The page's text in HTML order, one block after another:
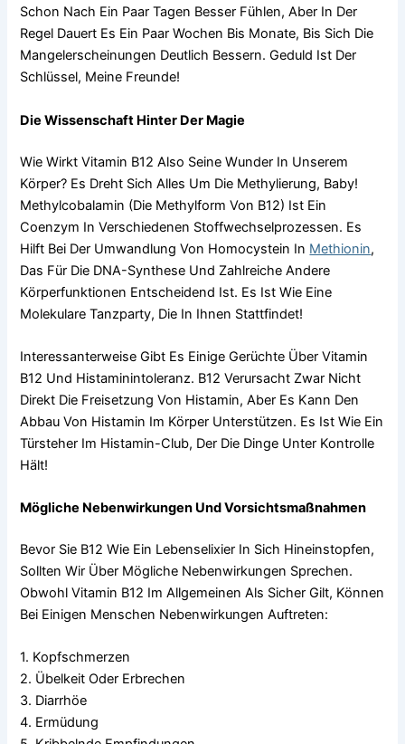
Schon Nach Ein Paar Tagen Besser Fühlen, Aber In Der
Regel Dauert Es Ein Paar Wochen Bis Monate, Bis Sich Die
Mangelerscheinungen Deutlich Bessern. Geduld Ist Der
Schlüssel, Meine Freunde!
Die Wissenschaft Hinter Der Magie
Wie Wirkt Vitamin B12 Also Seine Wunder In Unserem
Körper? Es Dreht Sich Alles Um Die Methylierung, Baby!
Methylcobalamin (die Methylform Von B12) Ist Ein
Coenzym In Verschiedenen Stoffwechselprozessen. Es
Hilft Bei Der Umwandlung Von Homocystein In Methionin,
Das Für Die DNA-Synthese Und Zahlreiche Andere
Körperfunktionen Entscheidend Ist. Es Ist Wie Eine
Molekulare Tanzparty, Die In Ihnen Stattfindet!
Interessanterweise Gibt Es Einige Gerüchte Über Vitamin
B12 Und Histaminintoleranz. B12 Verursacht Zwar Nicht
Direkt Die Freisetzung Von Histamin, Aber Es Kann Den
Abbau Von Histamin Im Körper Unterstützen. Es Ist Wie Ein
Türsteher Im Histamin-Club, Der Die Dinge Unter Kontrolle
Hält!
Mögliche Nebenwirkungen Und Vorsichtsmaßnahmen
Bevor Sie B12 Wie Ein Lebenselixier In Sich Hineinstopfen,
Sollten Wir Über Mögliche Nebenwirkungen Sprechen.
Obwohl Vitamin B12 Im Allgemeinen Als Sicher Gilt, Können
Bei Einigen Menschen Nebenwirkungen Auftreten:
1. Kopfschmerzen
2. Übelkeit Oder Erbrechen
3. Diarrhöe
4. Ermüdung